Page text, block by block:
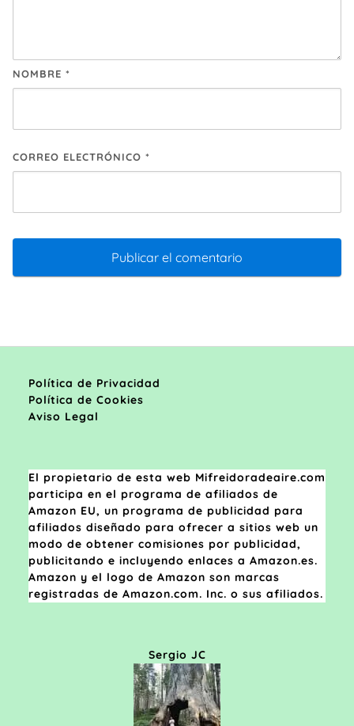
NOMBRE *
CORREO ELECTRÓNICO *
Política de Privacidad
Política de Cookies
Aviso Legal
El propietario de esta web Mifreidoradeaire.com
participa en el programa de afiliados de
Amazon EU, un programa de publicidad para
afiliados diseñado para ofrecer a sitios web un
modo de obtener comisiones por publicidad,
publicitando e incluyendo enlaces a Amazon.es.
Amazon y el logo de Amazon son marcas
registradas de Amazon.com. Inc. o sus afiliados.
Sergio JC